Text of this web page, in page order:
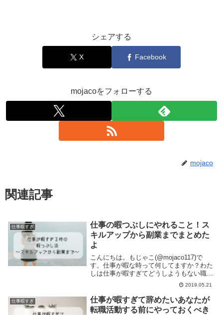
シェアする
X Facebook
mojacoをフォローする
mojaco
関連記事
仕事暇すぎ
仕事の暇つぶしにやれること！ス
キルアップから副業までまとめた
よ
こんにちは。もじゃこ(@mojaco117)で
す。仕事が暇な時って何してますか？わた
しは仕事が暇すぎてどうしようもない職場
にいたのですが、1時間何もやることがな
いこととかしょっちゅうでした。仕事が暇
ってめちゃくちゃきついですよね。周りに
仕事...
2019.05.21
仕事暇すぎ
仕事が暇すぎて辞めたいあなたが
転職活動する前にやっておくべき